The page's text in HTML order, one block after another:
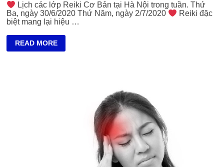
Lịch các lớp Reiki Cơ Bản tại Hà Nội trong tuần. Thứ
Ba, ngày 30/6/2020 Thứ Năm, ngày 2/7/2020
Reiki đặc
biệt mang lại hiệu …
REIKI
READ MORE